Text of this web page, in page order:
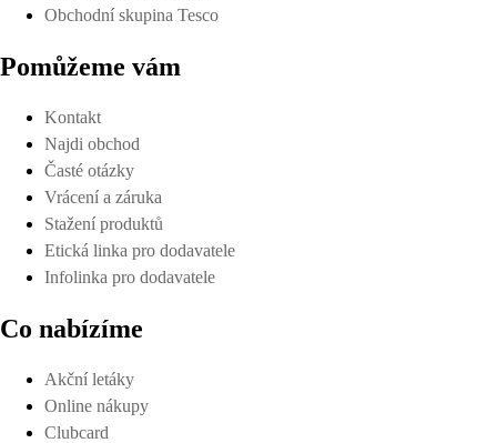
Obchodní skupina Tesco
Pomůžeme vám
Kontakt
Najdi obchod
Časté otázky
Vrácení a záruka
Stažení produktů
Etická linka pro dodavatele
Infolinka pro dodavatele
Co nabízíme
Akční letáky
Online nákupy
Clubcard